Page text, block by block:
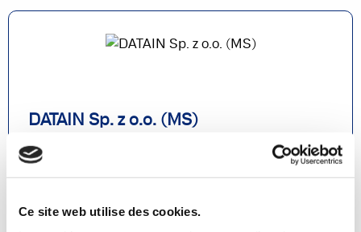
Ce site web utilise des cookies.
DATAIN Sp. z o.o. (MS)
Document Capture